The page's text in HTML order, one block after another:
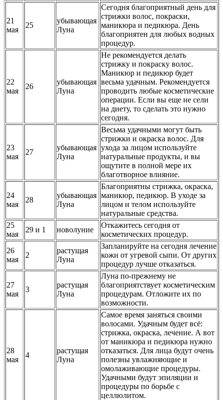
21
мая
25
убывающая
Луна
Сегодня благоприятный день для
стрижки волос, покраски,
маникюра и педикюра. День
благоприятен для любых водных
процедур.
22
мая
26
убывающая
Луна
Не рекомендуется делать
стрижку и покраску волос.
Маникюр и педикюр будет
весьма удачным. Рекомендуется
проводить любые косметические
операции. Если вы еще не сели
на диету, то сделать это нужно
сегодня.
23
мая
27
убывающая
Луна
Весьма удачными могут быть
стрижки и окраска волос. Для
ухода за лицом используйте
натуральные продукты, и вы
ощутите в полной мере их
благотворное влияние.
24
мая
28
убывающая
Луна
Благоприятны стрижка, окраска,
маникюр, педикюр. В уходе за
лицом и телом используйте
натуральные средства.
25
мая
29 и 1 новолуние
Откажитесь сегодня от
косметических процедур.
26
мая
2
растущая
Луна
Запланируйте на сегодня лечение
кожи от угревой сыпи. От других
процедур лучше отказаться.
27
мая
3
растущая
Луна
Луна по-прежнему не
благоприятствует косметическим
процедурам. Отложите их по
возможности.
28
мая
4
растущая
Луна
Самое время заняться своими
волосами. Удачным будет всё:
стрижка, окраска, лечение. А вот
от маникюра и педикюра нужно
отказаться. Для лица будут очень
полезны увлажняющие и
омолаживающие процедуры.
Удачными будут эпиляции и
процедуры по борьбе с
целлюлитом.